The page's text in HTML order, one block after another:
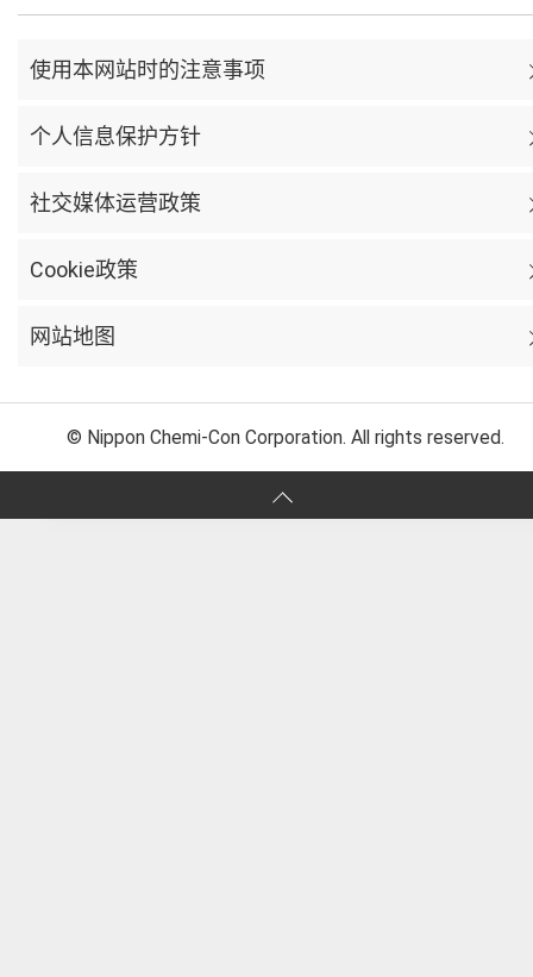
使用本网站时的注意事项
个人信息保护方针
社交媒体运营政策
Cookie政策
网站地图
© Nippon Chemi-Con Corporation. All rights reserved.